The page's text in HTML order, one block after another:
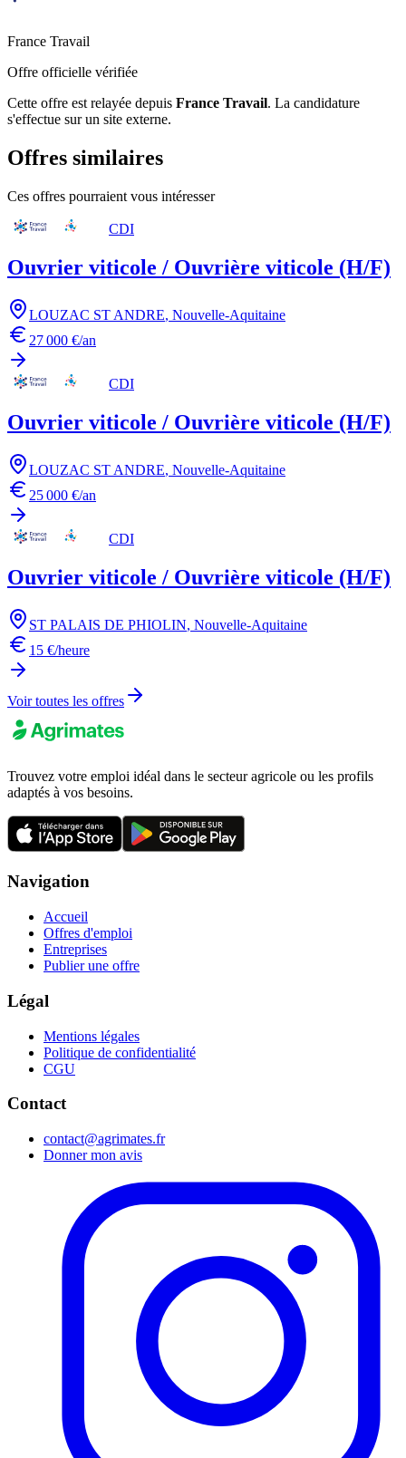
France Travail
Offre officielle vérifiée
Cette offre est relayée depuis France Travail. La candidature
s'effectue sur un site externe.
Offres similaires
Ces offres pourraient vous intéresser
CDI
Ouvrier viticole / Ouvrière viticole (H/F)
LOUZAC ST ANDRE, Nouvelle-Aquitaine
27 000 €/an
CDI
Ouvrier viticole / Ouvrière viticole (H/F)
LOUZAC ST ANDRE, Nouvelle-Aquitaine
25 000 €/an
CDI
Ouvrier viticole / Ouvrière viticole (H/F)
ST PALAIS DE PHIOLIN, Nouvelle-Aquitaine
15 €/heure
Voir toutes les offres
Trouvez votre emploi idéal dans le secteur agricole ou les profils
adaptés à vos besoins.
Navigation
Accueil
Offres d'emploi
Entreprises
Publier une offre
Légal
Mentions légales
Politique de confidentialité
CGU
Contact
contact@agrimates.fr
Donner mon avis